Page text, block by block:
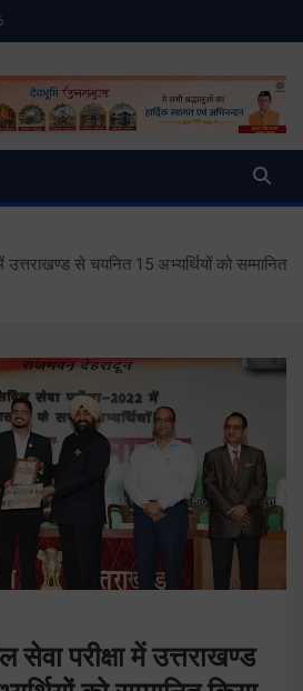
| Uttarakhand
News
उत्तराखण्ड से चयनित 15 अभ्यर्थियों को सम्मानित
सेवा परीक्षा में उत्तराखण्ड